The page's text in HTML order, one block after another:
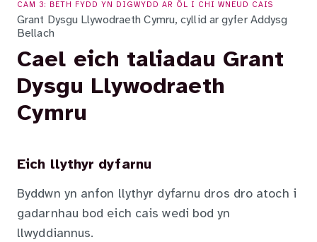
CAM 3: BETH FYDD YN DIGWYDD AR ÔL I CHI WNEUD CAIS
Grant Dysgu Llywodraeth Cymru, cyllid ar gyfer Addysg
Bellach
Cael eich taliadau Grant
Dysgu Llywodraeth
Cymru
Eich llythyr dyfarnu
Byddwn yn anfon llythyr dyfarnu dros dro atoch i
gadarnhau bod eich cais wedi bod yn
llwyddiannus.